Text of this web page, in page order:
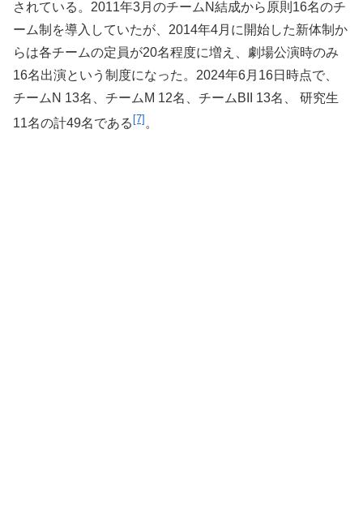
されている。2011年3月のチームN結成から原則16名のチ
ーム制を導入していたが、2014年4月に開始した新体制か
らは各チームの定員が20名程度に増え、劇場公演時のみ
16名出演という制度になった。2024年6月16日時点で、
チームN 13名、チームM 12名、チームBII 13名、 研究生
11名の計49名である [7] 。